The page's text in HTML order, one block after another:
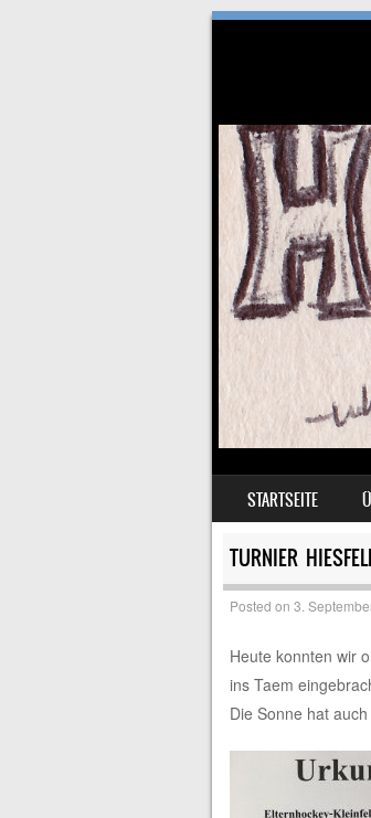
MENU
SKIP TO CONTENT
STARTSEITE
TURNIER
Posted on 3.
Heute konnten wir
ins Taem
Die Sonne hat